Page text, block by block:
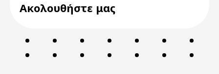
Ακολουθήστε μας